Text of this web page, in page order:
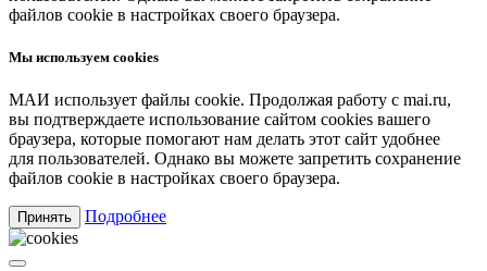
файлов cookie в настройках своего браузера.
Мы используем cookies
МАИ использует файлы cookie. Продолжая работу с mai.ru,
вы подтверждаете использование сайтом cookies вашего
браузера, которые помогают нам делать этот сайт удобнее
для пользователей. Однако вы можете запретить сохранение
файлов cookie в настройках своего браузера.
Принять Подробнее